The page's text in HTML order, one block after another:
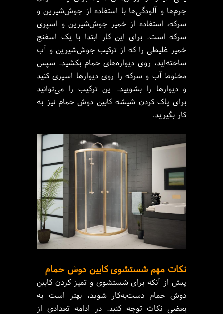
جرم‌ها و آلودگی‌ها با استفاده از جوش‌شیرین و
سرکه، استفاده از خمیر جوش‌شیرین و اسپری
سرکه است. برای این کار ابتدا با یک اسفنج
خمیر غلیظی را که از ترکیب جوش‌شیرین و آب
ساخته‌اید، روی دیواره‌های حمام بکشید. سپس
مخلوط آب و سرکه را روی دیوارها اسپری کنید
و دیوارها را بشویید. این ترکیب را می‌توانید
برای پاک کردن شیشه کابین دوش حمام نیز به
کار بگیرید.
نکات مهم شستشوی کابین دوش حمام
پیش از آنکه برای شستشوی و تمیز کردن کابین
دوش حمام دست‌به‌کار شوید، بهتر است به
بعضی نکات توجه کنید. در ادامه تعدادی از